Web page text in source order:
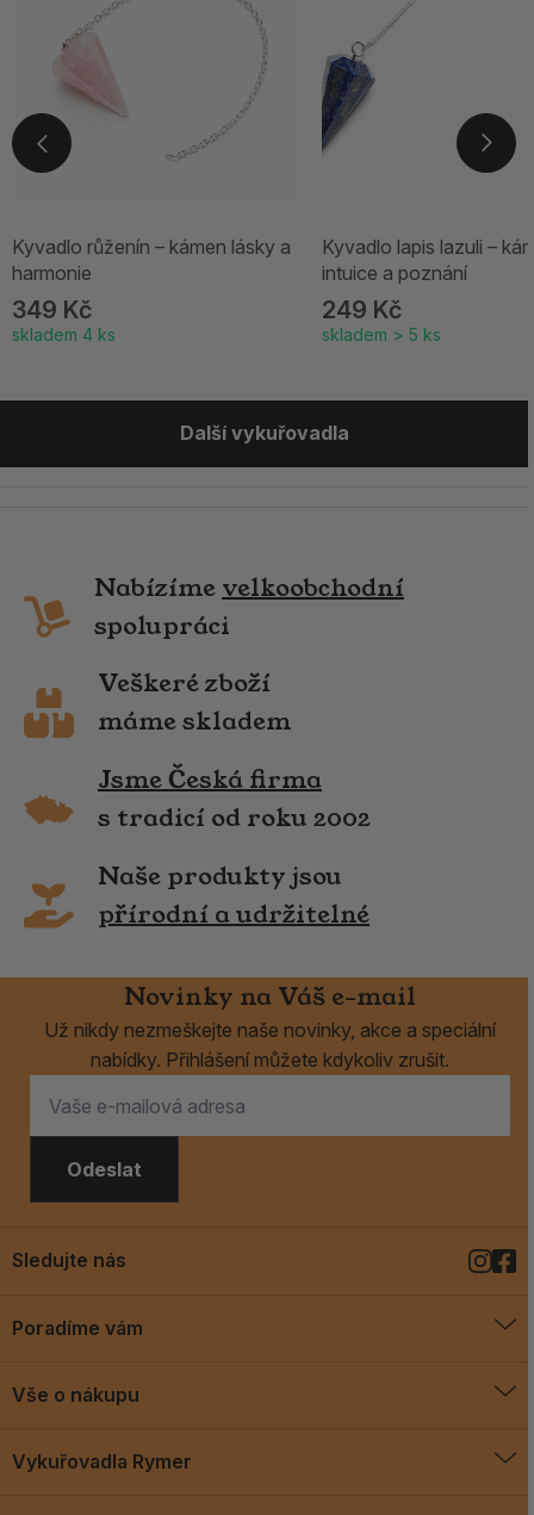
Kyvadlo růženín – kámen lásky a
harmonie
349 Kč
skladem 4 ks
Kyvadlo lapis lazuli –
intuice a poznání
249 Kč
skladem > 5 ks
Další vykuřovadla
Nabízíme velkoobchodní
spolupráci
Veškeré zboží
máme skladem
Jsme Česká firma
s tradicí od roku 2002
Naše produkty jsou
přírodní a udržitelné
Novinky na Váš e-mail
Už nikdy nezmeškejte naše novinky, akce a speciální
nabídky. Přihlášení můžete kdykoliv zrušit.
Odeslat
Poradíme vám
Blog
Vše o nákupu
Vykuřovadla Rymer
Sledujte nás